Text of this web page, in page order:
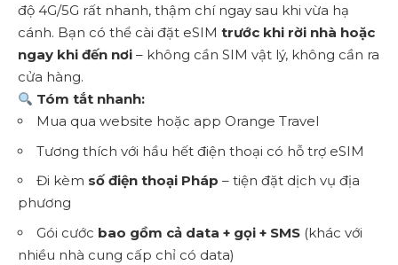
độ 4G/5G rất nhanh, thậm chí ngay sau khi vừa hạ
cánh. Bạn có thể cài đặt eSIM trước khi rời nhà hoặc
ngay khi đến nơi – không cần SIM vật lý, không cần ra
cửa hàng.
Tóm tắt nhanh:
Mua qua website hoặc app Orange Travel
Tương thích với hầu hết điện thoại có hỗ trợ eSIM
Đi kèm số điện thoại Pháp – tiện đặt dịch vụ địa
phương
Gói cước bao gồm cả data + gọi + SMS (khác với
nhiều nhà cung cấp chỉ có data)